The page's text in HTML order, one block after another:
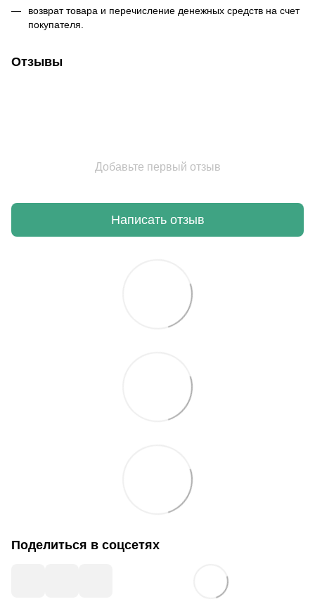
возврат товара и перечисление денежных средств на счет
покупателя.
Отзывы
Добавьте первый отзыв
Написать отзыв
Поделиться в соцсетях